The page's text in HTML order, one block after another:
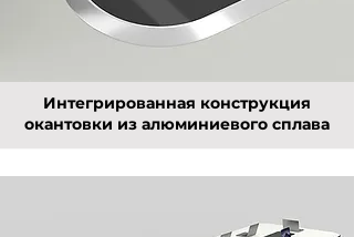
Интегрированная конструкция
окантовки из алюминиевого сплава